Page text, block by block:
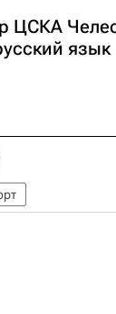
ЦСКА
язык